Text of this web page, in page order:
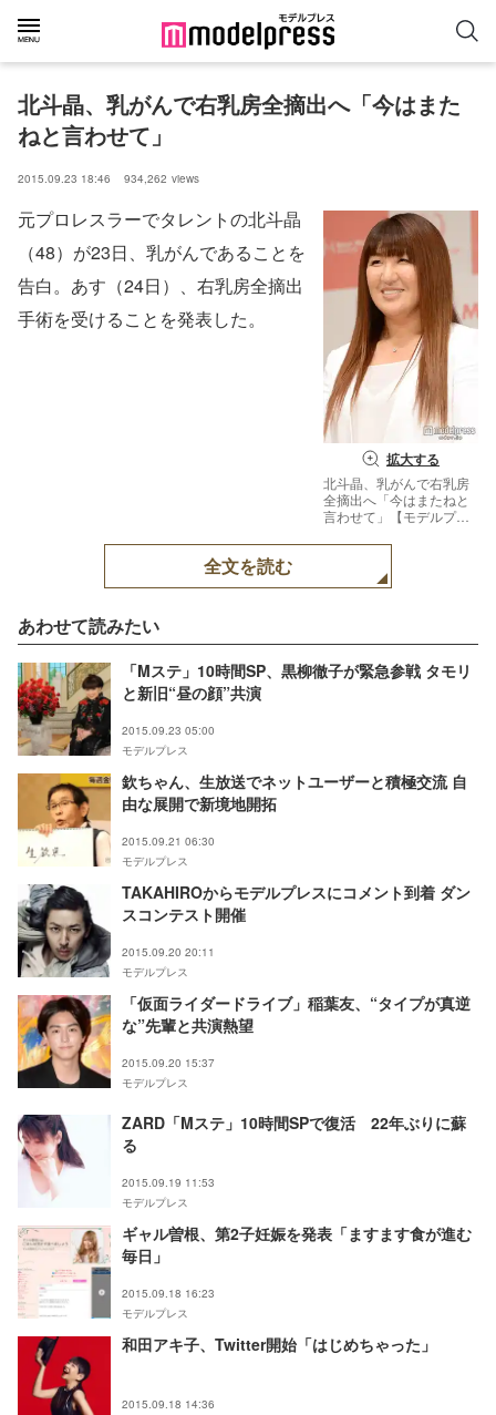
北斗晶、乳がんで右乳房全摘出へ「今はまた
ねと言わせて」
2015.09.23 18:46 934,262 views
拡大する
北斗晶、乳がんで右乳房
全摘出へ「今はまたねと
言わせて」【モデルプレ
元プロレスラーでタレントの北斗晶
（48）が23日、乳がんであることを
告白。あす（24日）、右乳房全摘出
手術を受けることを発表した。
全文を読む
あわせて読みたい
「Mステ」10時間SP、黒柳徹子が緊急参戦 タモリ
と新旧“昼の顔”共演
2015.09.23 05:00
モデルプレス
欽ちゃん、生放送でネットユーザーと積極交流 自
由な展開で新境地開拓
2015.09.21 06:30
モデルプレス
TAKAHIROからモデルプレスにコメント到着 ダン
スコンテスト開催
2015.09.20 20:11
モデルプレス
「仮面ライダードライブ」稲葉友、“タイプが真逆
な”先輩と共演熱望
2015.09.20 15:37
モデルプレス
ZARD「Mステ」10時間SPで復活 22年ぶりに蘇
る
2015.09.19 11:53
モデルプレス
ギャル曽根、第2子妊娠を発表「ますます食が進む
毎日」
2015.09.18 16:23
モデルプレス
和田アキ子、Twitter開始「はじめちゃった」
2015.09.18 14:36